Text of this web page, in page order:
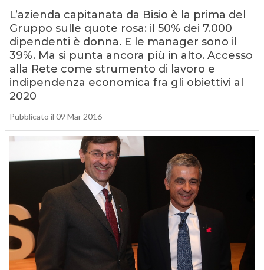
L’azienda capitanata da Bisio è la prima del
Gruppo sulle quote rosa: il 50% dei 7.000
dipendenti è donna. E le manager sono il
39%. Ma si punta ancora più in alto. Accesso
alla Rete come strumento di lavoro e
indipendenza economica fra gli obiettivi al
2020
Pubblicato il 09 Mar 2016